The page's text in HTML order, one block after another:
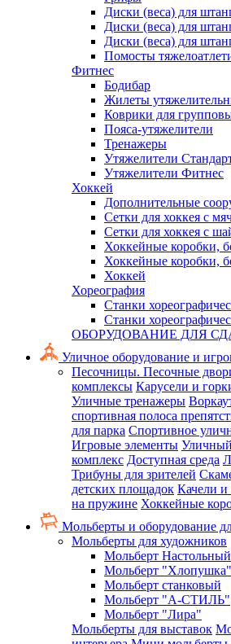
Диски (веса) для
Диски (веса) для
Диски (веса) для
Помосты
Фитнес
Бодибар
Жилеты
Коврики для
Пояса-утяжелители
Тренажеры
Утяжелители
Утяжелители Фитнес
Хоккей
Дополнительные
Сетки для хоккея с
Сетки для хоккея с
Хоккейные коробки,
Хоккейные коробки,
Хоккей
Хореография
Станки
Станки
ОБОРУДОВАНИЕ ДЛЯ
Уличное оборудование и
Песочницы. Песочные
комплексы Карусели и
Уличные тренажеры
спортивная полоса
для парка Спортивное
Игровые элементы
комплекс Доступная среда
Трибуны для зрителей
детских площадок Качели и
на пружине Хоккейные
Мольберты и оборудование
Мольберты для художников
Мольберт Настольный
Мольберт "Хлопушка"
Мольберт станковый
Мольберт "А-СТИЛЬ"
Мольберт "Лира"
Мольберты для выставок